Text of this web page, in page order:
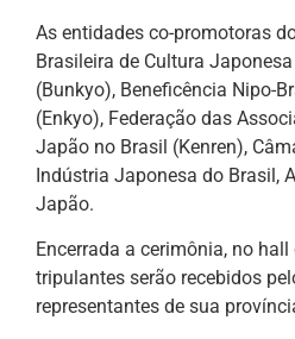
As entidades co-promotoras
Brasileira de Cultura
(Bunkyo), Beneficência Nipo-
(Enkyo), Federação das
Japão no Brasil (Kenren),
Indústria Japonesa do Brasil,
Japão.
Encerrada a cerimônia, no
tripulantes serão recebidos
representantes de sua